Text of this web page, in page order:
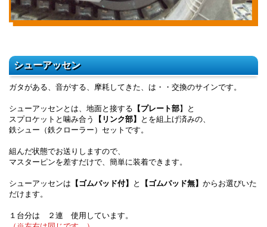
シューアッセン
ガタがある、音がする、摩耗してきた、は・・交換のサインです。
シューアッセンとは、地面と接する 【プレート部】と
スプロケットと噛み合う
【リンク部】
とを組上げ済みの、
鉄シュー（鉄クローラー）セットです。
組んだ状態でお送りしますので、
マスターピンを差すだけで、簡単に装着できます。
シューアッセンは 【ゴムパッド付】 と 【ゴムパッド無】 からお選びいた
だけます。
１台分は ２連 使用しています。